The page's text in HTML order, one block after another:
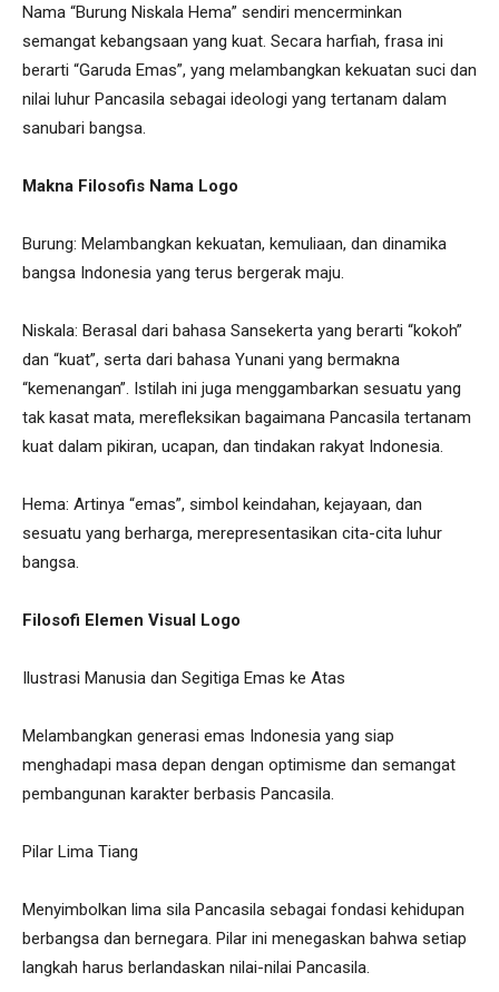
Nama “Burung Niskala Hema” sendiri mencerminkan
semangat kebangsaan yang kuat. Secara harfiah, frasa ini
berarti “Garuda Emas”, yang melambangkan kekuatan suci dan
nilai luhur Pancasila sebagai ideologi yang tertanam dalam
sanubari bangsa.
Makna Filosofis Nama Logo
Burung: Melambangkan kekuatan, kemuliaan, dan dinamika
bangsa Indonesia yang terus bergerak maju.
Niskala: Berasal dari bahasa Sansekerta yang berarti “kokoh”
dan “kuat”, serta dari bahasa Yunani yang bermakna
“kemenangan”. Istilah ini juga menggambarkan sesuatu yang
tak kasat mata, merefleksikan bagaimana Pancasila tertanam
kuat dalam pikiran, ucapan, dan tindakan rakyat Indonesia.
Hema: Artinya “emas”, simbol keindahan, kejayaan, dan
sesuatu yang berharga, merepresentasikan cita-cita luhur
bangsa.
Filosofi Elemen Visual Logo
Ilustrasi Manusia dan Segitiga Emas ke Atas
Melambangkan generasi emas Indonesia yang siap
menghadapi masa depan dengan optimisme dan semangat
pembangunan karakter berbasis Pancasila.
Pilar Lima Tiang
Menyimbolkan lima sila Pancasila sebagai fondasi kehidupan
berbangsa dan bernegara. Pilar ini menegaskan bahwa setiap
langkah harus berlandaskan nilai-nilai Pancasila.